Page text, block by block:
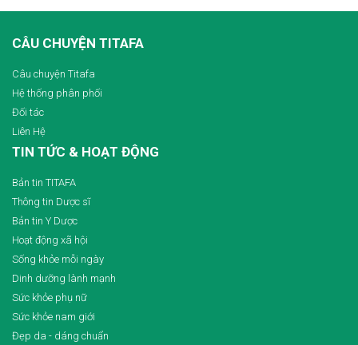
CÂU CHUYỆN TITAFA
Câu chuyện Titafa
Hệ thống phân phối
Đối tác
Liên Hệ
TIN TỨC & HOẠT ĐỘNG
Bản tin TITAFA
Thông tin Dược sĩ
Bản tin Y Dược
Hoạt động xã hội
Sống khỏe mỗi ngày
Dinh dưỡng lành mạnh
Sức khỏe phụ nữ
Sức khỏe nam giới
Đẹp da - dáng chuẩn